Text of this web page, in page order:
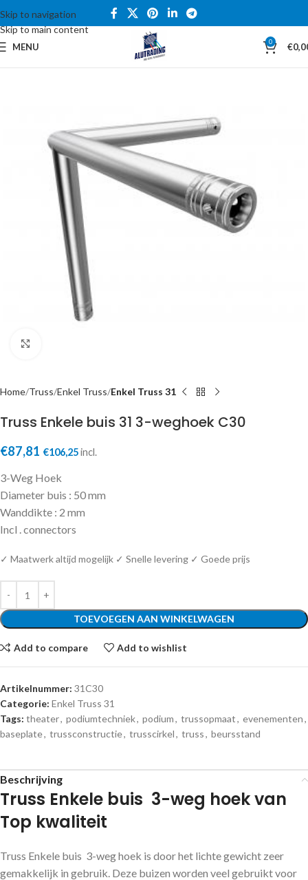
Skip to navigation
Skip to main content
MENU 0 €
Home Truss Enkel Truss Enkel Truss 31
Truss Enkele buis 31 3-weghoek C30
€87,81 €106,25incl.
3-Weg Hoek
Diameter buis : 50 mm
Wanddikte : 2 mm
Incl . connectors
✓ Maatwerk altijd mogelijk ✓ Snelle levering ✓ Goede prijs
TOEVOEGEN AAN WINKELWAGEN
Add to compare Add to wishlist
Artikelnummer: 31C30
Categorie: Enkel Truss 31
Tags: theater, podiumtechniek, podium, trussopmaat, evenementen,
baseplate, trussconstructie, trusscirkel, truss, beursstand
Beschrijving
Truss Enkele buis 3-weg hoek van
Top kwaliteit
Truss Enkele buis 3-weg hoek is door het lichte gewicht zeer
gemakkelijk in gebruik. Deze buizen worden veel gebruikt voor